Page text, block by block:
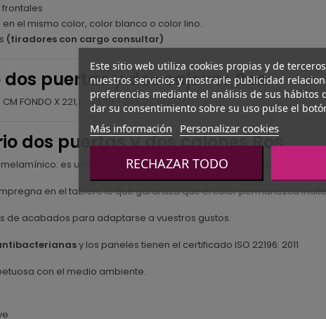
el mismo color, color blanco o color lino.
(tiradores con cargo consultar)
puertas y dos cajones Ros
FONDO X 221,1 - 237,8 - 248,9 CM ALTO
dos puertas y dos cajones Ros
es un tablero de aglomerado de partículas de madera
en el tablero lo que garantiza que el color permanezca
de acabados para adaptarse a vuestros gustos.
y los paneles tienen el certificado ISO 22196: 2011
con el medio ambiente.
Este sitio web utiliza cookies propias y de
nuestros servicios y mostrarle publicidad
preferencias mediante el análisis de sus hábitos
dar su consentimiento sobre su uso pulse el
Más información Personalizar cookies
RECHAZAR TODO